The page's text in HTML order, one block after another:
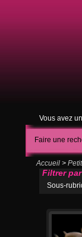
Vous avez
Faire une
Accueil >
Filtrer
Sous-